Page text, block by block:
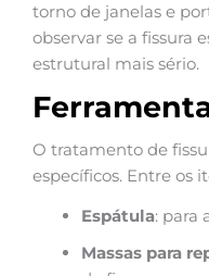
torno de janelas e
observar se a fissura
estrutural mais sério.
O tratamento de
específicos. Entre os
Espátula: para
Massas para